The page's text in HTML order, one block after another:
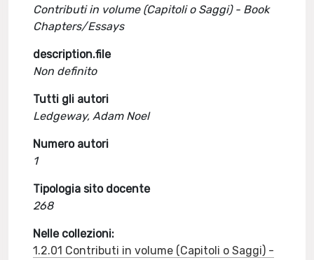
Contributi in volume (Capitoli o Saggi) - Book
Chapters/Essays
description.file
Non definito
Tutti gli autori
Ledgeway, Adam Noel
Numero autori
1
Tipologia sito docente
268
Nelle collezioni:
1.2.01 Contributi in volume (Capitoli o Saggi) -